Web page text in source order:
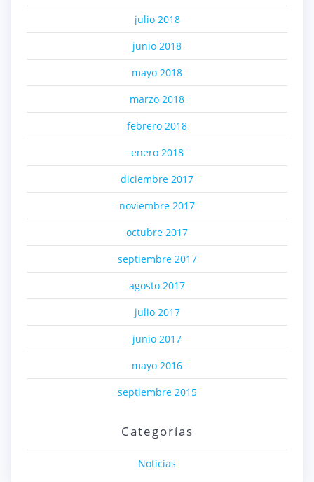
julio 2018
junio 2018
mayo 2018
marzo 2018
febrero 2018
enero 2018
diciembre 2017
noviembre 2017
octubre 2017
septiembre 2017
agosto 2017
julio 2017
junio 2017
mayo 2016
septiembre 2015
Categorías
Noticias